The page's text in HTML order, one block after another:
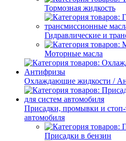
Тормозная жидкость
Гидравлические и
Моторные масла
Охлаждающие жидкости /
Присадки, промывки и стоп-
автомобиля
Присадки в бензин